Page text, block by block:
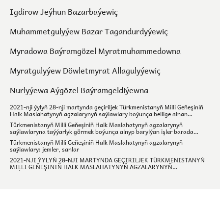
Igdirow Jeýhun Bazarbaýewiç
Muhammetgulyýew Bazar Tagandurdyýewiç
Myradowa Baýramgözel Myratmuhammedowna
Myratgulyýew Döwletmyrat Allagulyýewiç
Nurlyýewa Aýgözel Baýramgeldiýewna
2021-nji ýylyň 28-nji martynda geçiriljek Türkmenistanyň Milli Geňeşiniň
Halk Maslahatynyň agzalarynyň saýlawlary boýunça bellige alnan
dalaşgärler barada maglumat
Türkmenistanyň Milli Geňeşiniň Halk Maslahatynyň agzalarynyň
saýlawlaryna taýýarlyk görmek boýunça alnyp barylýan işler barada
maglumat
Türkmenistanyň Milli Geňeşiniň Halk Maslahatynyň agzalarynyň
saýlawlary: jemler, sanlar
2021-NJI ÝYLYŇ 28-NJI MARTYNDA GEÇIRILJEK TÜRKMENISTANYŇ
MILLI GEŇEŞINIŇ HALK MASLAHATYNYŇ AGZALARYNYŇ
SAÝLAWLARY.